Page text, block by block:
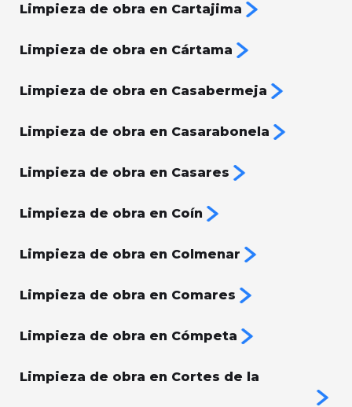
Limpieza de obra en Cartajima
Limpieza de obra en Cártama
Limpieza de obra en Casabermeja
Limpieza de obra en Casarabonela
Limpieza de obra en Casares
Limpieza de obra en Coín
Limpieza de obra en Colmenar
Limpieza de obra en Comares
Limpieza de obra en Cómpeta
Limpieza de obra en Cortes de la